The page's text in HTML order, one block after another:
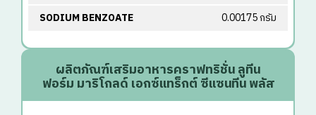
SODIUM BENZOATE 0.00175 กรัม
ผลิตภัณฑ์เสริมอาหารคราฟทริชั่น ลูทีน
ฟอร์ม มาริโกลด์ เอกซ์แทร็กต์ ซีแซนทีน พลัส